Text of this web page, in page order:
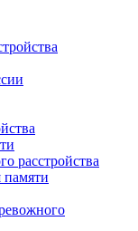
расстройства